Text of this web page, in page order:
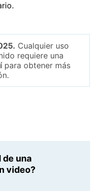
Cualquier uso
requiere una
para obtener más
de una
video?